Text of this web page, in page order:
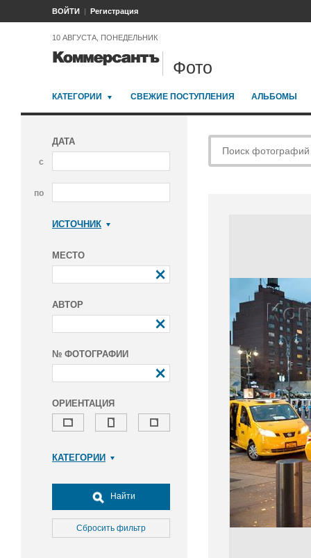
ВОЙТИ Регистрация
10 АВГУСТА, ПОНЕДЕЛЬНИК
Фото
КАТЕГОРИИ СВЕЖИЕ ПОСТУПЛЕНИЯ АЛЬБОМЫ
ДАТА
с
по
ИСТОЧНИК
МЕСТО
АВТОР
№ ФОТОГРАФИИ
ОРИЕНТАЦИЯ
КАТЕГОРИИ
Досуг, туризм и отдых
Культура
Медицина
Найти
Сбросить фильтр